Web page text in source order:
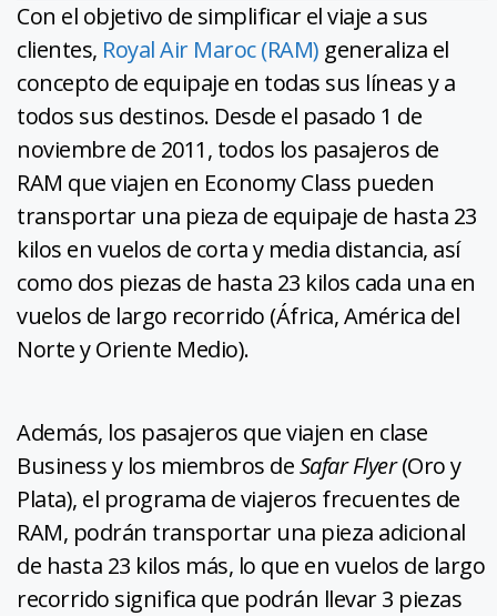
Con el objetivo de simplificar el viaje a sus
clientes, Royal Air Maroc (RAM) generaliza el
concepto de equipaje en todas sus líneas y a
todos sus destinos. Desde el pasado 1 de
noviembre de 2011, todos los pasajeros de
RAM que viajen en Economy Class pueden
transportar una pieza de equipaje de hasta 23
kilos en vuelos de corta y media distancia, así
como dos piezas de hasta 23 kilos cada una en
vuelos de largo recorrido (África, América del
Norte y Oriente Medio).
Además, los pasajeros que viajen en clase
Business y los miembros deSafar Flyer(Oro y
Plata), el programa de viajeros frecuentes de
RAM, podrán transportar una pieza adicional
de hasta 23 kilos más, lo que en vuelos de largo
recorrido significa que podrán llevar 3 piezas